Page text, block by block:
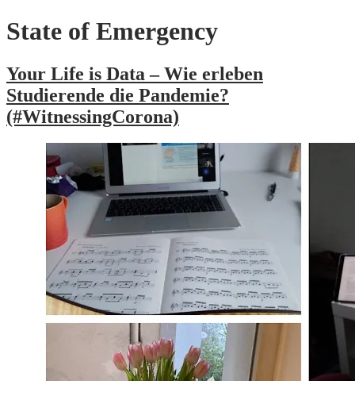
State of Emergency
Your Life is Data – Wie erleben
Studierende die Pandemie?
(#WitnessingCorona)